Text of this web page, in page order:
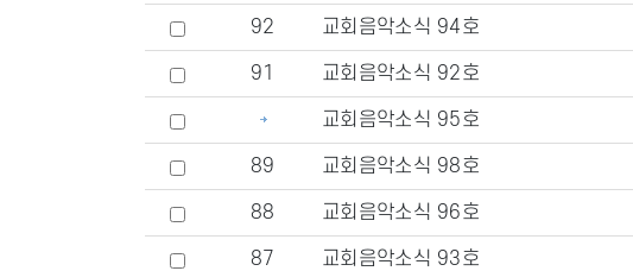
92 교회음악소식 94호
91 교회음악소식 92호
교회음악소식 95호
89 교회음악소식 98호
88 교회음악소식 96호
87 교회음악소식 93호